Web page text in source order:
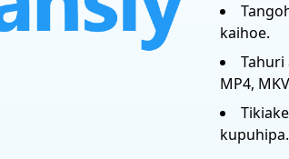
kaihoe.
MP4,
kupuhipa.